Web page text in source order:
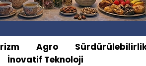
Agro
İnovatif Teknoloji